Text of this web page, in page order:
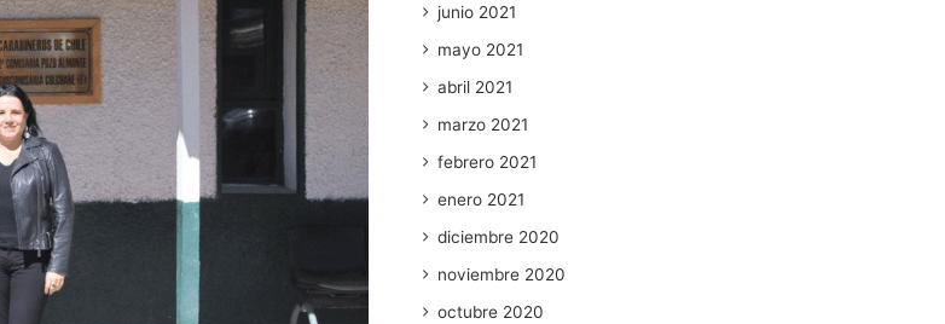
junio 2021
mayo 2021
abril 2021
marzo 2021
febrero 2021
enero 2021
diciembre 2020
noviembre 2020
octubre 2020